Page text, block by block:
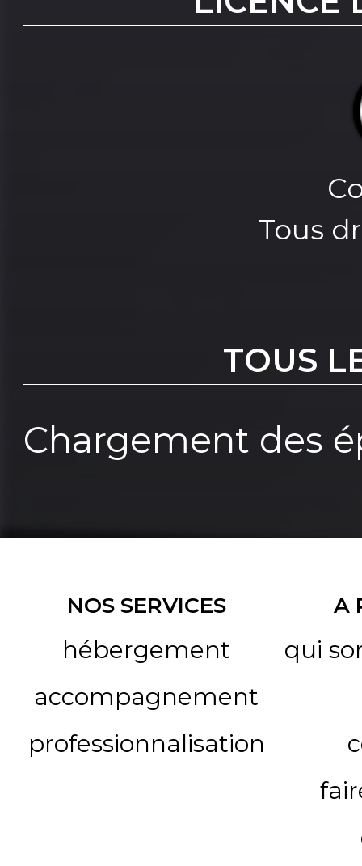
Tous
TOUS
Chargement des
NOS SERVICES
hébergement
accompagnement
professionnalisation
A
qui